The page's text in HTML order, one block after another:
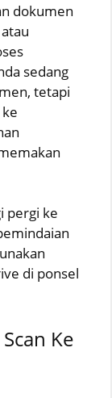
dokumen
sedang
tetapi
pergi ke
di ponsel
Ke